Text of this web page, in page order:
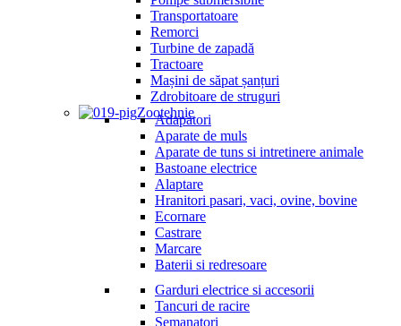
Transportatoare
Remorci
Turbine de zapadă
Tractoare
Mașini de săpat șanțuri
Zdrobitoare de struguri
Zootehnie
Adapatori
Aparate de muls
Aparate de tuns si intretinere animale
Bastoane electrice
Alaptare
Hranitori pasari, vaci, ovine, bovine
Ecornare
Castrare
Marcare
Baterii si redresoare
Garduri electrice si accesorii
Tancuri de racire
Semanatori